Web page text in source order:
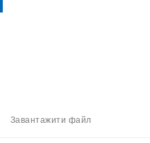
Завантажити файл